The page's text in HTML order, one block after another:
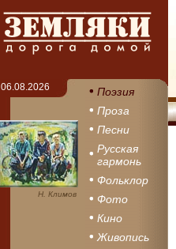
06.08.2026
Н. Климов
Поэзия
Проза
Песни
Русская
гармонь
Фольклор
Фото
Кино
Живопись